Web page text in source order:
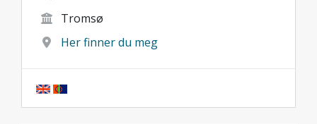
Tromsø
Her finner du meg